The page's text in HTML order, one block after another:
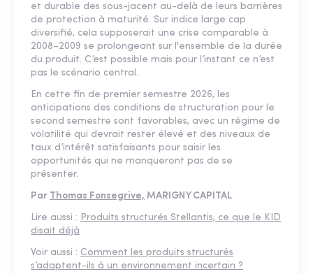
et durable des sous-jacent au-delà de leurs barrières
de protection à maturité. Sur indice large cap
diversifié, cela supposerait une crise comparable à
2008–2009 se prolongeant sur l'ensemble de la durée
du produit. C’est possible mais pour l’instant ce n’est
pas le scénario central.
En cette fin de premier semestre 2026, les
anticipations des conditions de structuration pour le
second semestre sont favorables, avec un régime de
volatilité qui devrait rester élevé et des niveaux de
taux d’intérêt satisfaisants pour saisir les
opportunités qui ne manqueront pas de se
présenter.
Par Thomas Fonsegrive, MARIGNY CAPITAL
Lire aussi : Produits structurés Stellantis, ce que le KID
disait déjà
Voir aussi : Comment les produits structurés
s’adaptent-ils à un environnement incertain ?